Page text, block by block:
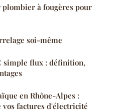
à fougères pour
soi-même
simple flux : définition,
en Rhône-Alpes :
factures d'électricité